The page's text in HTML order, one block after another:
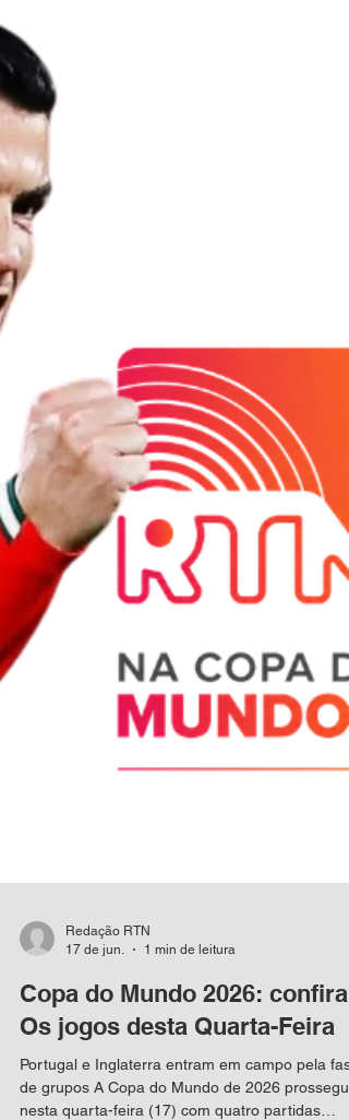
em grande estilo. A campeã olímpica na
artística ficou longe dos campeonatos por quase
dois anos, mas retornou neste domingo (21) e
trouxe logo o ouro no salto durante o
Pan-Americano de ginástica artística, no Rio de
Janeiro. A performance de Rebeca foi o ponto
de um dia que teve mais seis medalhas do
Rebeca Andrade conquistou o ouro no salto –
algo inédito para o Brasil em um Pan – com uma
médi